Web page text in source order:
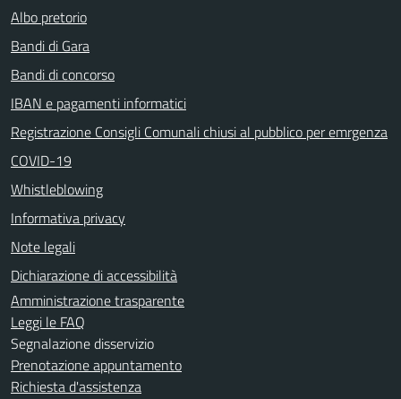
Albo pretorio
Bandi di Gara
Bandi di concorso
IBAN e pagamenti informatici
Registrazione Consigli Comunali chiusi al pubblico per emrgenza
COVID-19
Whistleblowing
Informativa privacy
Note legali
Dichiarazione di accessibilità
Amministrazione trasparente
Leggi le FAQ
Segnalazione disservizio
Prenotazione appuntamento
Richiesta d'assistenza